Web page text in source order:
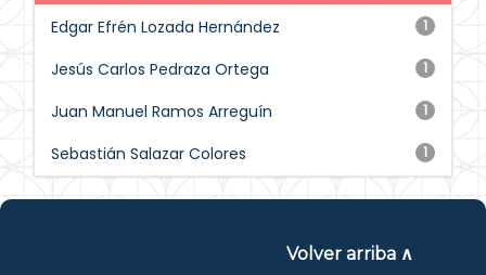
1
Edgar Efrén Lozada Hernández
1
Jesús Carlos Pedraza Ortega
1
Juan Manuel Ramos Arreguín
1
Sebastián Salazar Colores
Volver arriba ∧